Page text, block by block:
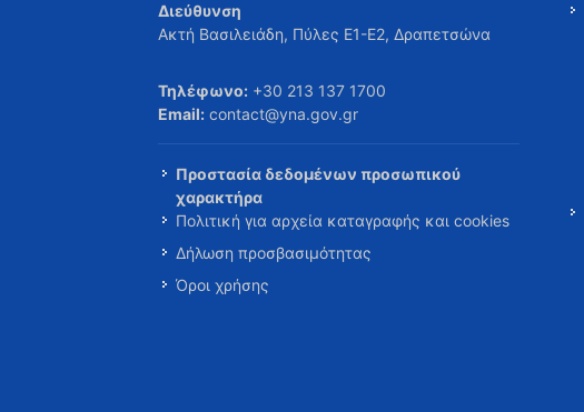
Διεύθυνση
Ακτή Βασιλειάδη, Πύλες Ε1-Ε2, Δραπετσώνα
Τηλέφωνο: +30 213 137 1700
Email: contact@yna.gov.gr
Προστασία δεδομένων προσωπικού
χαρακτήρα
Πολιτική για αρχεία καταγραφής και cookies
Δήλωση προσβασιμότητας
Όροι χρήσης